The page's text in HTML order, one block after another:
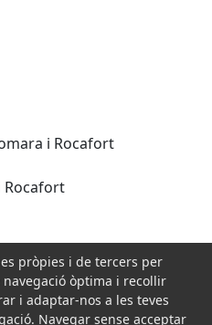
i Rocafort
Rocafort
pròpies i de tercers per
òptima i recollir
i adaptar-nos a les teves
Navegar sense acceptar